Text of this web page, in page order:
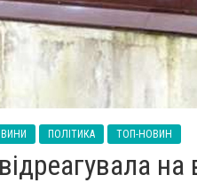
ПОЛІТИКА ТОП-НОВИН